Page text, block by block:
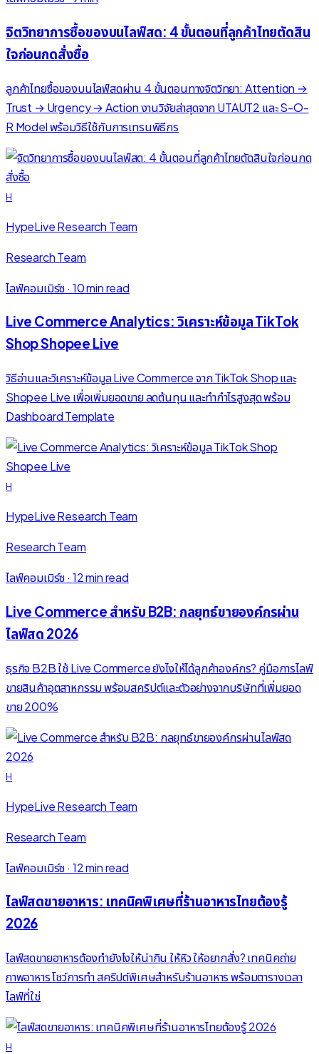
จิตวิทยาการซื้อของบนไลฟ์สด: 4 ขั้นตอนที่ลูกค้าไทยตัดสิน
ใจก่อนกดสั่งซื้อ
ลูกค้าไทยซื้อของบนไลฟ์สดผ่าน 4 ขั้นตอนทางจิตวิทยา: Attention →
Trust → Urgency → Action งานวิจัยล่าสุดจาก UTAUT2 และ S-O-
R Model พร้อมวิธีใช้กับการเทรนพิธีกร
H
HypeLive Research Team
Research Team
ไลฟ์คอมเมิร์ซ· 10 min read
Live Commerce Analytics: วิเคราะห์ข้อมูล TikTok
Shop Shopee Live
วิธีอ่านและวิเคราะห์ข้อมูล Live Commerce จาก TikTok Shop และ
Shopee Live เพื่อเพิ่มยอดขาย ลดต้นทุน และทำกำไรสูงสุด พร้อม
Dashboard Template
H
HypeLive Research Team
Research Team
ไลฟ์คอมเมิร์ซ· 12 min read
Live Commerce สำหรับ B2B: กลยุทธ์ขายองค์กรผ่าน
ไลฟ์สด 2026
ธุรกิจ B2B ใช้ Live Commerce ยังไงให้ได้ลูกค้าองค์กร? คู่มือการไลฟ์
ขายสินค้าอุตสาหกรรม พร้อมสคริปต์และตัวอย่างจากบริษัทที่เพิ่มยอด
ขาย 200%
H
HypeLive Research Team
Research Team
ไลฟ์คอมเมิร์ซ· 12 min read
ไลฟ์สดขายอาหาร: เทคนิคพิเศษที่ร้านอาหารไทยต้องรู้
2026
ไลฟ์สดขายอาหารต้องทำยังไงให้น่ากิน ให้หิว ให้อยากสั่ง? เทคนิคถ่าย
ภาพอาหาร โชว์การทำ สคริปต์พิเศษสำหรับร้านอาหาร พร้อมตารางเวลา
ไลฟ์ที่ใช่
H